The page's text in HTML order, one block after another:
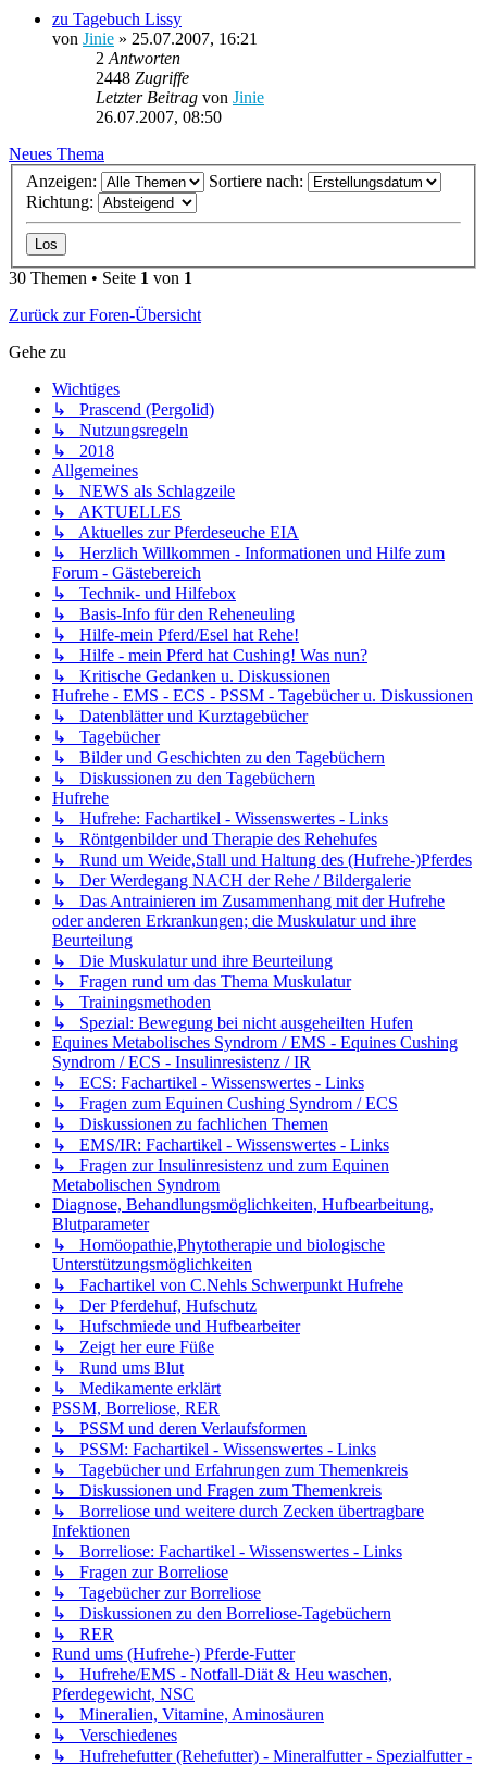
zu Tagebuch Lissy
von Jinie » 25.07.2007, 16:21
2 Antworten
2448 Zugriffe
Letzter Beitrag von Jinie
26.07.2007, 08:50
Neues Thema
Anzeigen:
Sortiere nach:
Richtung:
30 Themen • Seite 1 von 1
Zurück zur Foren-Übersicht
Gehe zu
Wichtiges
↳ Prascend (Pergolid)
↳ Nutzungsregeln
↳ 2018
Allgemeines
↳ NEWS als Schlagzeile
↳ AKTUELLES
↳ Aktuelles zur Pferdeseuche EIA
↳ Herzlich Willkommen - Informationen und Hilfe zum
Forum - Gästebereich
↳ Technik- und Hilfebox
↳ Basis-Info für den Reheneuling
↳ Hilfe-mein Pferd/Esel hat Rehe!
↳ Hilfe - mein Pferd hat Cushing! Was nun?
↳ Kritische Gedanken u. Diskussionen
Hufrehe - EMS - ECS - PSSM - Tagebücher u. Diskussionen
↳ Datenblätter und Kurztagebücher
↳ Tagebücher
↳ Bilder und Geschichten zu den Tagebüchern
↳ Diskussionen zu den Tagebüchern
Hufrehe
↳ Hufrehe: Fachartikel - Wissenswertes - Links
↳ Röntgenbilder und Therapie des Rehehufes
↳ Rund um Weide,Stall und Haltung des (Hufrehe-)Pferdes
↳ Der Werdegang NACH der Rehe / Bildergalerie
↳ Das Antrainieren im Zusammenhang mit der Hufrehe
oder anderen Erkrankungen; die Muskulatur und ihre
Beurteilung
↳ Die Muskulatur und ihre Beurteilung
↳ Fragen rund um das Thema Muskulatur
↳ Trainingsmethoden
↳ Spezial: Bewegung bei nicht ausgeheilten Hufen
Equines Metabolisches Syndrom / EMS - Equines Cushing
Syndrom / ECS - Insulinresistenz / IR
↳ ECS: Fachartikel - Wissenswertes - Links
↳ Fragen zum Equinen Cushing Syndrom / ECS
↳ Diskussionen zu fachlichen Themen
↳ EMS/IR: Fachartikel - Wissenswertes - Links
↳ Fragen zur Insulinresistenz und zum Equinen
Metabolischen Syndrom
Diagnose, Behandlungsmöglichkeiten, Hufbearbeitung,
Blutparameter
↳ Homöopathie,Phytotherapie und biologische
Unterstützungsmöglichkeiten
↳ Fachartikel von C.Nehls Schwerpunkt Hufrehe
↳ Der Pferdehuf, Hufschutz
↳ Hufschmiede und Hufbearbeiter
↳ Zeigt her eure Füße
↳ Rund ums Blut
↳ Medikamente erklärt
PSSM, Borreliose, RER
↳ PSSM und deren Verlaufsformen
↳ PSSM: Fachartikel - Wissenswertes - Links
↳ Tagebücher und Erfahrungen zum Themenkreis
↳ Diskussionen und Fragen zum Themenkreis
↳ Borreliose und weitere durch Zecken übertragbare
Infektionen
↳ Borreliose: Fachartikel - Wissenswertes - Links
↳ Fragen zur Borreliose
↳ Tagebücher zur Borreliose
↳ Diskussionen zu den Borreliose-Tagebüchern
↳ RER
Rund ums (Hufrehe-) Pferde-Futter
↳ Hufrehe/EMS - Notfall-Diät & Heu waschen,
Pferdegewicht, NSC
↳ Mineralien, Vitamine, Aminosäuren
↳ Verschiedenes
↳ Hufrehefutter (Rehefutter) - Mineralfutter - Spezialfutter -